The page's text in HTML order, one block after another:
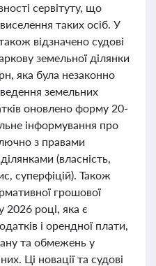
сервітуту, що
таких осіб. У
відзначено судові
земельної ділянки
яка була незаконно
земельних
оновлено форму 20-
інформування про
з правами
(власність,
суперфіцій). Також
грошової
2026 році, яка є
і орендної плати,
та обмежень у
Ці новації та судові